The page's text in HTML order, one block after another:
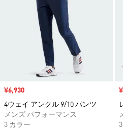
セール価格
¥6,930
4ウェイ アンクル 9/10 パンツ
メンズ パフォーマンス
3 カラー